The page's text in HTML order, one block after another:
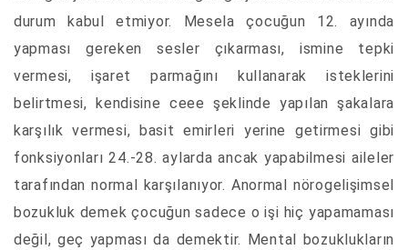
durum kabul etmiyor. Mesela çocuğun 12. ayında
yapması gereken sesler çıkarması, ismine tepki
vermesi, işaret parmağını kullanarak isteklerini
belirtmesi, kendisine ceee şeklinde yapılan şakalara
karşılık vermesi, basit emirleri yerine getirmesi gibi
fonksiyonları 24.-28. aylarda ancak yapabilmesi aileler
tarafından normal karşılanıyor. Anormal nörogelişimsel
bozukluk demek çocuğun sadece o işi hiç yapamaması
değil, geç yapması da demektir. Mental bozuklukların